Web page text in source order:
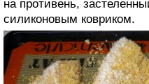
на противень,
силиконовым ковриком.